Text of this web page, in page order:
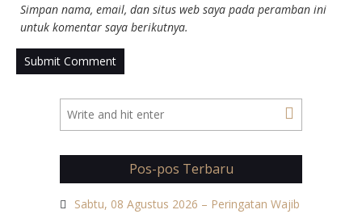
Simpan nama, email, dan situs web saya pada peramban ini
untuk komentar saya berikutnya.
Pos-pos Terbaru
Sabtu, 08 Agustus 2026 – Peringatan Wajib